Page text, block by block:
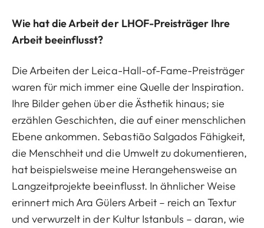
Wie hat die Arbeit der LHOF-Preisträger Ihre
Arbeit beeinflusst?
Die Arbeiten der Leica-Hall-of-Fame-Preisträger
waren für mich immer eine Quelle der Inspiration.
Ihre Bilder gehen über die Ästhetik hinaus; sie
erzählen Geschichten, die auf einer menschlichen
Ebene ankommen. Sebastião Salgados Fähigkeit,
die Menschheit und die Umwelt zu dokumentieren,
hat beispielsweise meine Herangehensweise an
Langzeitprojekte beeinflusst. In ähnlicher Weise
erinnert mich Ara Gülers Arbeit – reich an Textur
und verwurzelt in der Kultur Istanbuls – daran, wie